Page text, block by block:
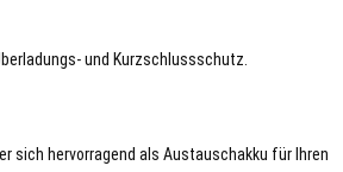
und Kurzschlussschutz.
sich hervorragend als Austauschakku für Ihren